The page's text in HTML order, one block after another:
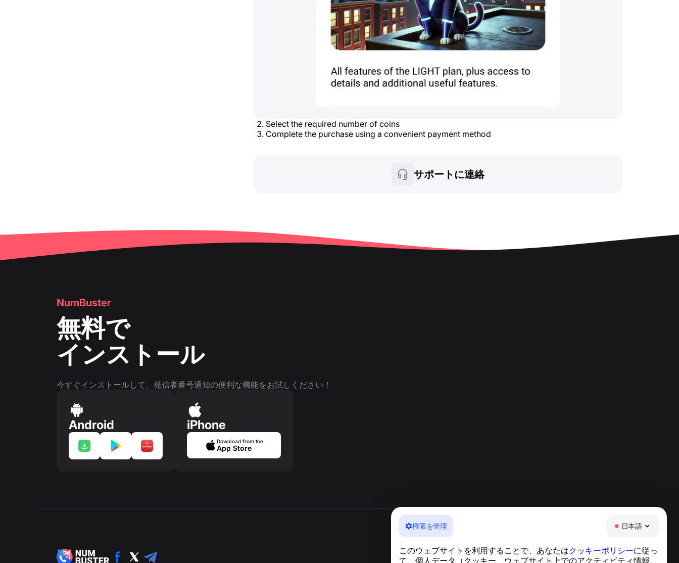
権限を管理 日本語
このウェブサイトを利用することで、あなたはクッキーポリシーに従っ
て、個人データ（クッキー、ウェブサイト上でのアクティビティ情報、
Select the required number of coins
Complete the purchase using a convenient payment method
サポートに連絡
NumBuster
無料で
インストール
今すぐインストールして、発信者番号通知の便利な機能をお試しください！
Android iPhone
Download from the
App Store
ヘルプセンター